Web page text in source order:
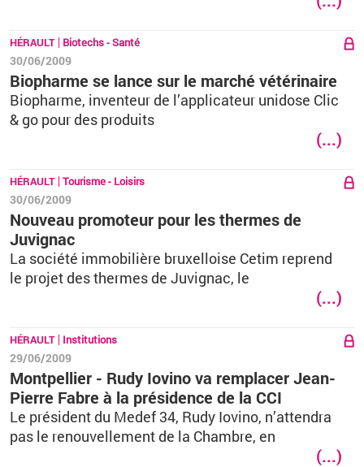
HÉRAULT Biotechs - Santé
30/06/2009
Biopharme se lance sur le marché vétérinaire
Biopharme, inventeur de l’applicateur unidose Clic
& go pour des produits
(...)
HÉRAULT Tourisme - Loisirs
30/06/2009
Nouveau promoteur pour les thermes de
Juvignac
La société immobilière bruxelloise Cetim reprend
le projet des thermes de Juvignac, le
(...)
HÉRAULT Institutions
29/06/2009
Montpellier - Rudy Iovino va remplacer Jean-
Pierre Fabre à la présidence de la CCI
Le président du Medef 34, Rudy Iovino, n’attendra
pas le renouvellement de la Chambre, en
(...)